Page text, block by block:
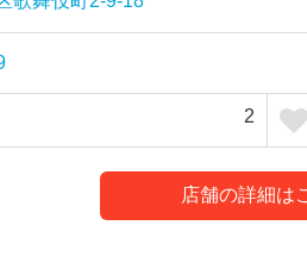
2
店舗の詳細は